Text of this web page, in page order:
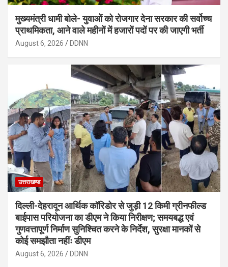
मुख्यमंत्री धामी बोले- युवाओं को रोजगार देना सरकार की सर्वोच्च
प्राथमिकता, आने वाले महीनों में हजारों पदों पर की जाएगी भर्ती
August 6, 2026 DDNN
उत्तराखण्ड
दिल्ली-देहरादून आर्थिक कॉरिडोर से जुड़ी 12 किमी ग्रीनफील्ड
बाईपास परियोजना का डीएम ने किया निरीक्षण; समयबद्ध एवं
गुणवत्तापूर्ण निर्माण सुनिश्चित करने के निर्देश, सुरक्षा मानकों से
कोई समझौता नहींः डीएम
August 6, 2026 DDNN